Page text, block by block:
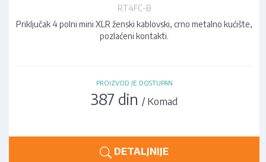
RT4FC-B
Priključak 4 polni mini XLR ženski kablovski, crno metalno kućište,
pozlaćeni kontakti.
PROIZVOD JE DOSTUPAN
387 din / Komad
DETALJNIJE